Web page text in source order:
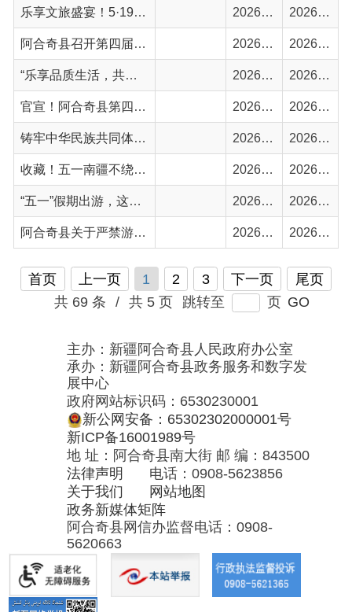
铸牢中华民族共同体意识 | 五一打卡新地标！阿合奇县阔玉克托阔依露营湿地开业啦！ 2026-05-06 2026-05-06
收藏！五一南疆不绕路，阿合奇2天行程，解锁赛马+非遗+雪山全景 2026-04-29 2026-04-29
“五一”假期出游，这份安全提示，请查收！ 2026-04-27 2026-04-27
阿合奇县关于严禁游客擅自进入未开发、未开放区域开展文化旅游体育活动的公告 2026-04-13 2026-04-13
首页 上一页 1 下一页
尾页
共 69 条
/ 共 5 页 页 GO
主办：新疆阿合奇县人民政府办公室
承办：新疆阿合奇县政务服务和数字发
展中心
政府网站标识码：6530230001
新公网安备：65302302000001号
新ICP备16001989号
地 址：阿合奇县南大街 邮 编：843500
政务新媒体矩阵
阿合奇县网信办监督电话：0908-
5620663